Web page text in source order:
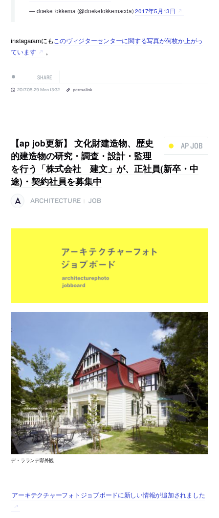
— doeke fokkema (@doekefokkemacda)2017年5月13日
instagaramにもこのヴィジターセンターに関する写真が何枚か上がっ
ています
。
SHARE
2017.05.29 Mon 13:32 permalink
AP JOB
【ap job更新】 文化財建造物、歴史
的建造物の研究・調査・設計・監理
を行う「株式会社 建文」が、正社員(新卒・中
途)・契約社員を募集中
ARCHITECTURE JOB
デ・ラランデ邸外観
アーキテクチャーフォトジョブボードに新しい情報が追加されました